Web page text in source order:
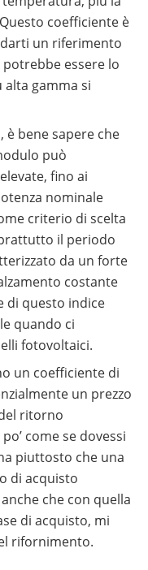
coefficiente è
un riferimento
essere lo
gamma si
bene sapere che
può
fino ai
nominale
criterio di scelta
il periodo
da un forte
costante
di questo indice
quando ci
fotovoltaici.
un coefficiente di
un prezzo
ritorno
come se dovessi
piuttosto che una
di acquisto
che con quella
di acquisto, mi
rifornimento.